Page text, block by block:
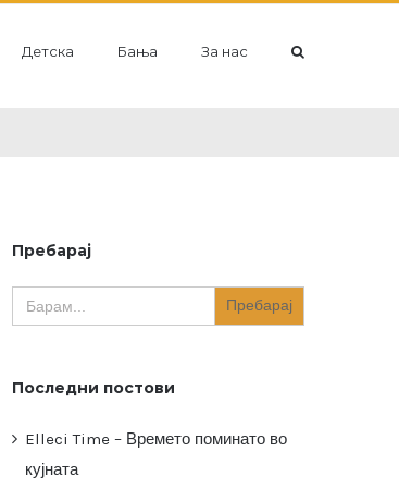
Детска Бања За нас
Пребарај
Search
for:
Последни постови
Elleci Time – Времето поминато во
кујната